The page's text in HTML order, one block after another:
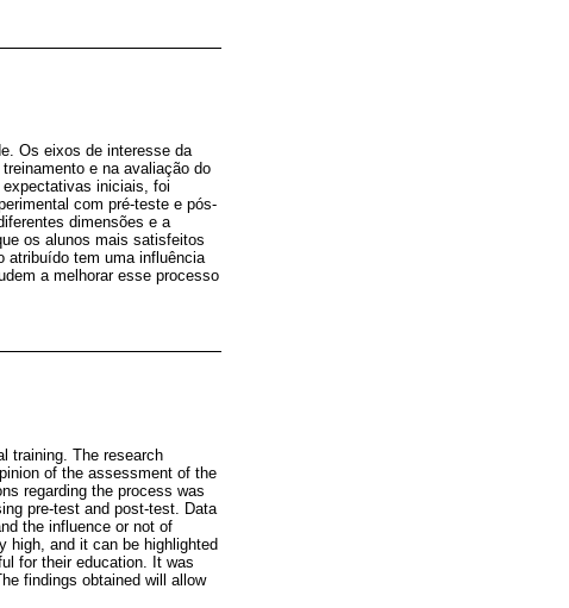
Os eixos de interesse da
e na avaliação do
iniciais, foi
com pré-teste e pós-
dimensões e a
os alunos mais satisfeitos
atribuído tem uma influência
a melhorar esse processo
training. The research
of the assessment of the
regarding the process was
pre-test and post-test. Data
the influence or not of
high, and it can be highlighted
for their education. It was
findings obtained will allow